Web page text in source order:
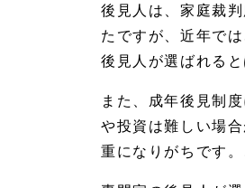
任
意
後
見
と
族
信
託
で
効
後見人は、家庭裁
たですが、近年で
後見人が選ばれると
また、成年後見制
や投資は難しい場
重になりがちです